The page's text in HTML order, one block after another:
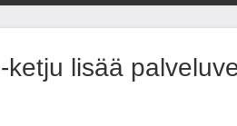
lisää